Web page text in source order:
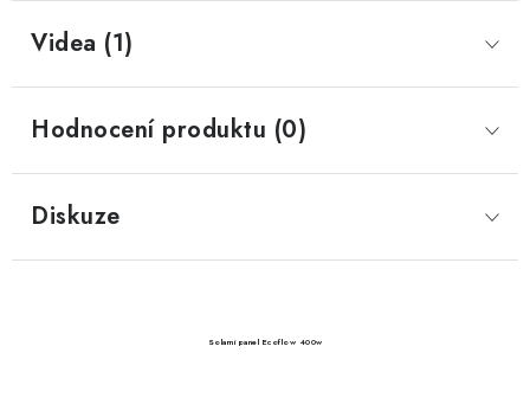
Videa (1)
Hodnocení produktu (0)
Diskuze